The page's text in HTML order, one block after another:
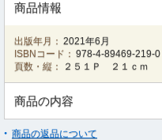
商品情報
出版年月： 2021年6月
ISBNコード： 978-4-89469-219-0
頁数・縦：
２５１Ｐ ２１ｃｍ
商品の内容
商品の返品について